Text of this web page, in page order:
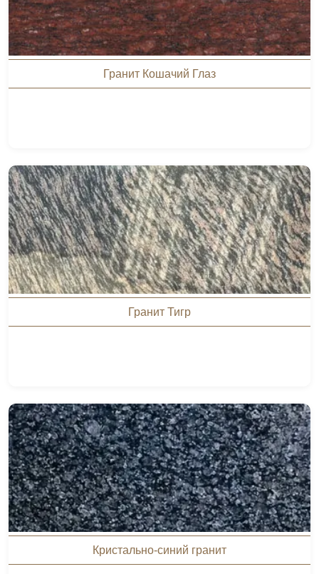
Гранит Кошачий Глаз
Гранит Тигр
Кристально-синий гранит